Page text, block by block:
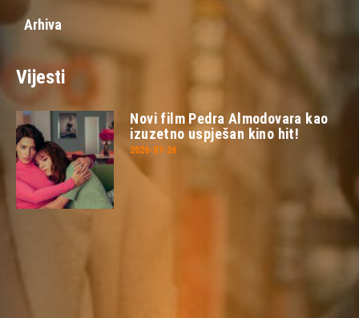
Arhiva
Vijesti
Novi film Pedra Almodovara kao
izuzetno uspješan kino hit!
2026-07-26